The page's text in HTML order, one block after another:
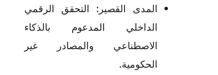
المدى القصير: التحقق الرقمي
الداخلي المدعوم بالذكاء
الاصطناعي والمصادر غير
الحكومية.